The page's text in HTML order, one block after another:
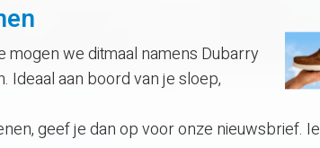
mogen we ditmaal namens Dubarry
Ideaal aan boord van je sloep,
geef je dan op voor onze nieuwsbrief.